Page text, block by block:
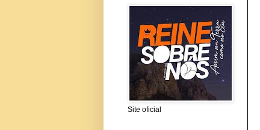
Site oficial